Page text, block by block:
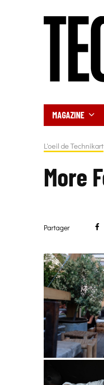
MAGAZINE
L'oeil de Technikart
More
Partager